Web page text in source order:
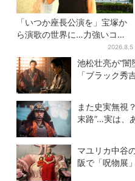
「いつか座長公演を」宝塚か
ら演歌の世界に…力強いコブ
シで聴かせる有沙瞳の目指す
道とは
2026.8.5
池松壮亮が“
「ブラック秀
また史実無視
末路”…実は、
マユリカ中谷
阪で「呪物展